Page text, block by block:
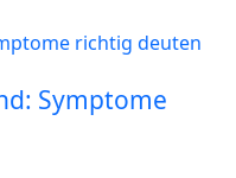
Symptome